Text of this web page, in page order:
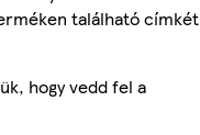
található címkét
hogy vedd fel a